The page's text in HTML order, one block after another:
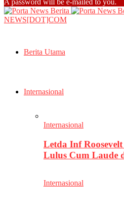
A password will be e-mailed to you.
NEWS[DOT]COM
Berita Utama
Internasional
Internasional
Letda Inf
Lulus Cum Laude
Internasional